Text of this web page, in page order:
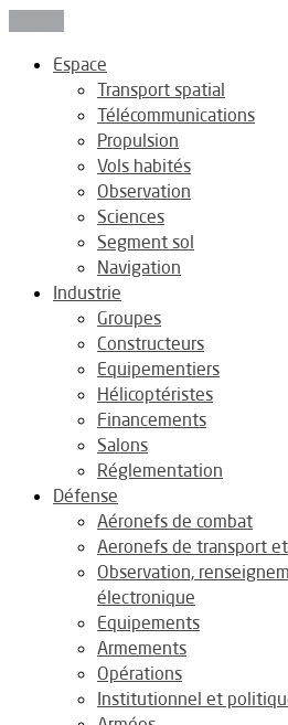
Espace
Transport spatial
Télécommunications
Propulsion
Vols habités
Observation
Sciences
Segment sol
Navigation
Industrie
Groupes
Constructeurs
Equipementiers
Hélicoptéristes
Financements
Salons
Réglementation
Défense
Aéronefs de combat
Aeronefs de transport
Observation,
électronique
Equipements
Armements
Opérations
Institutionnel et